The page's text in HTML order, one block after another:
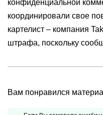
конфиденциальной
координировали свое
картелист – компания
штрафа, поскольку
Вам понравился